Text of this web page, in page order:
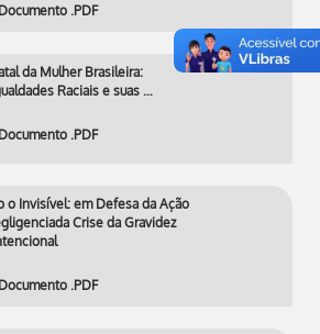
.PDF
da Mulher Brasileira:
Raciais e suas …
.PDF
o Invisível: em Defesa da Ação
Crise da Gravidez
.PDF